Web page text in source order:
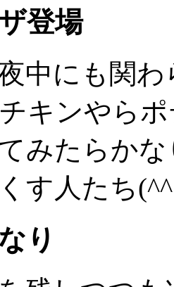
登場
中にも関
キンやら
みたらか
す人たち
り